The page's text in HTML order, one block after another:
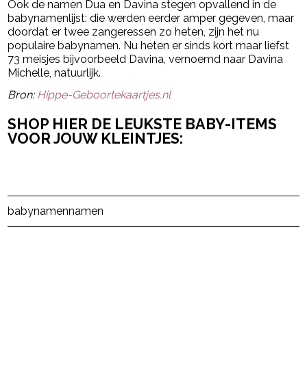
Ook de namen Dua en Davina stegen opvallend in de
babynamenlijst: die werden eerder amper gegeven, maar
doordat er twee zangeressen zo heten, zijn het nu
populaire babynamen. Nu heten er sinds kort maar liefst
73 meisjes bijvoorbeeld Davina, vernoemd naar Davina
Michelle, natuurlijk.
Bron: Hippe-Geboortekaartjes.nl
SHOP HIER DE LEUKSTE BABY-ITEMS
VOOR JOUW KLEINTJES:
babynamennamen